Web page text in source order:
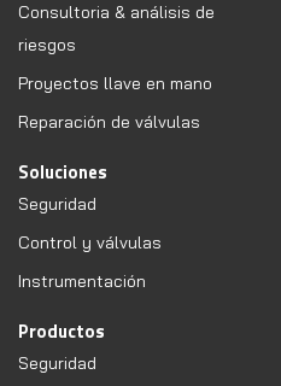
Consultoria & análisis de
riesgos
Proyectos llave en mano
Reparación de válvulas
Soluciones
Seguridad
Control y válvulas
Instrumentación
Productos
Seguridad